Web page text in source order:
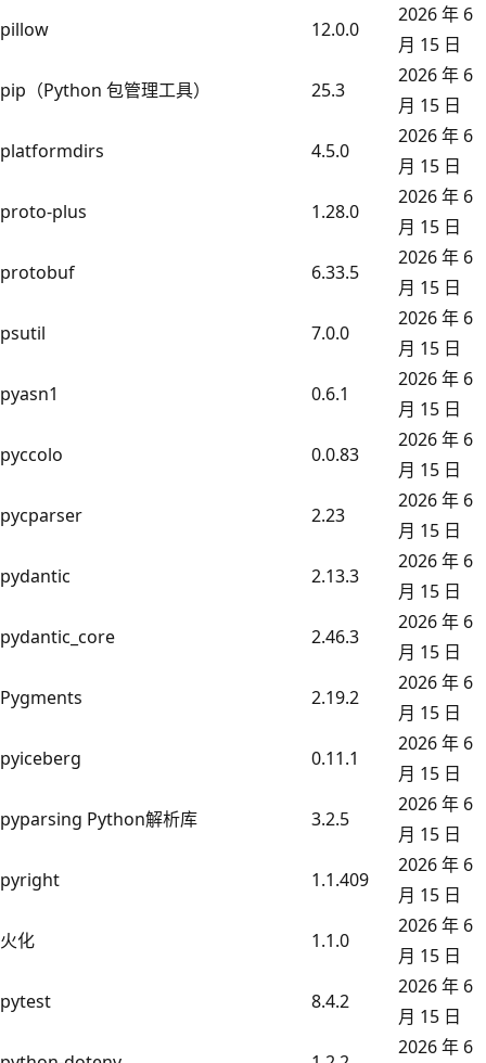
pillow
12.0.0
2026 年 6
月 15 日
pip（Python 包管理工具）
25.3
2026 年 6
月 15 日
platformdirs
4.5.0
2026 年 6
月 15 日
proto-plus
1.28.0
2026 年 6
月 15 日
protobuf
6.33.5
2026 年 6
月 15 日
psutil
7.0.0
2026 年 6
月 15 日
pyasn1
0.6.1
2026 年 6
月 15 日
pyccolo
0.0.83
2026 年 6
月 15 日
pycparser
2.23
2026 年 6
月 15 日
pydantic
2.13.3
2026 年 6
月 15 日
pydantic_core
2.46.3
2026 年 6
月 15 日
Pygments
2.19.2
2026 年 6
月 15 日
pyiceberg
0.11.1
2026 年 6
月 15 日
pyparsing Python解析库
3.2.5
2026 年 6
月 15 日
pyright
1.1.409
2026 年 6
月 15 日
火化
1.1.0
2026 年 6
月 15 日
pytest
8.4.2
2026 年 6
月 15 日
2026 年 6